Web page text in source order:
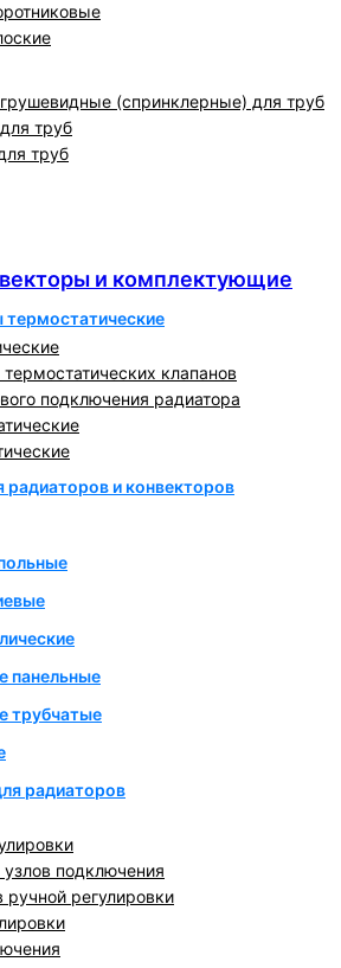
(спринклерные) для труб
труб
труб
и комплектующие
клапанов
подключения радиатора
и конвекторов
панельные
трубчатые
радиаторов
подключения
регулировки